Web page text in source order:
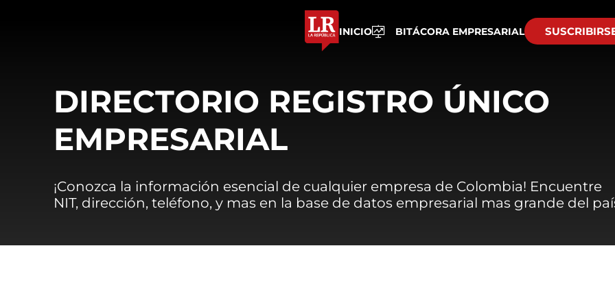
INICIO BITÁCORA EMPRESARIAL
DIRECTORIO REGISTRO ÚNICO
EMPRESARIAL
¡Conozca la información esencial de cualquier empresa de Colombia! Encuentre
NIT, dirección, teléfono, y mas en la base de datos empresarial mas grande del